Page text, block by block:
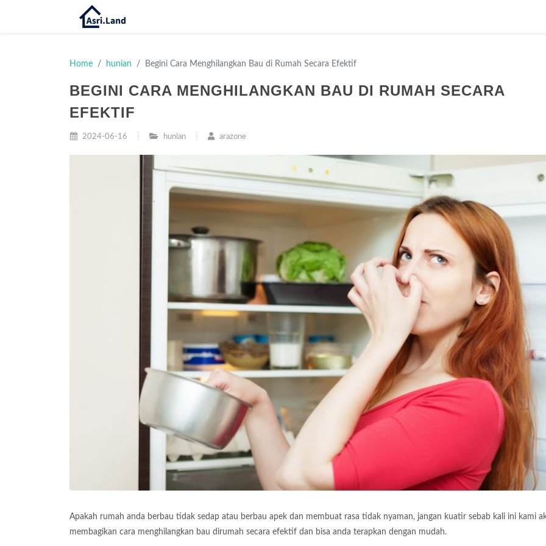
Home hunian Begini Cara Menghilangkan Bau di Rumah Secara Efektif
BEGINI CARA MENGHILANGKAN BAU DI RUMAH SECARA
EFEKTIF
2024-06-16 hunian arazone
Apakah rumah anda berbau tidak sedap atau berbau apek dan membuat rasa tidak nyaman, jangan kuatir sebab kali ini kami
membagikan cara menghilangkan bau dirumah secara efektif dan bisa anda terapkan dengan mudah.